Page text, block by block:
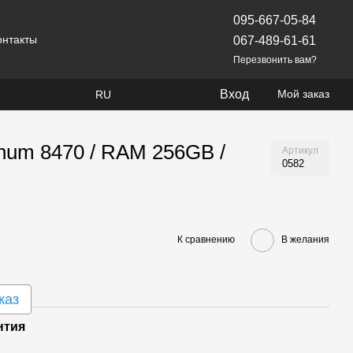
095-667-05-84
067-489-61-61
Перезвонить вам?
RU Вход Мой заказ
8470 / RAM 256GB /
Артикул
0582
К сравнению В желания